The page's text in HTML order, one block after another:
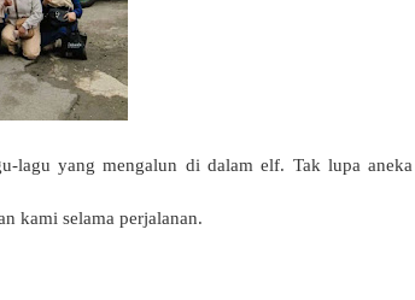
lagu yang mengalun di dalam elf. Tak lupa aneka
kami selama perjalanan.